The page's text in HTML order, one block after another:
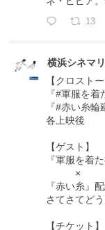
13
横浜シネマ
【クロスト
『#軍服を
『#赤い糸
各上映後
【ゲスト】
『軍服を着
×
『赤い糸』
さてさてど
【チケット】